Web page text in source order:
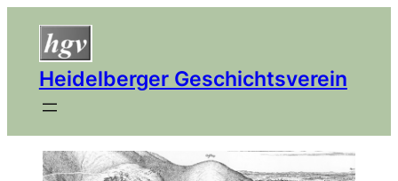
Heidelberger Geschichtsverein